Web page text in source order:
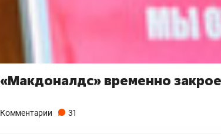
«Макдоналдс» временно
Комментарии 31